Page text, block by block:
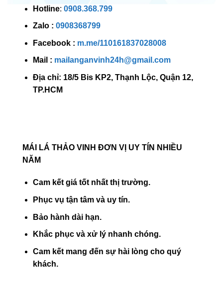
Hotline: 0908.368.799
Zalo: 0908368799
Facebook : m.me/110161837028008
Mail : mailanganvinh24h@gmail.com
Địa chỉ: 18/5 Bis KP2, Thạnh Lộc, Quận 12,
TP.HCM
MÁI LÁ THẢO VINH ĐƠN VỊ UY TÍN NHIỀU
NĂM
Cam kết giá tốt nhất thị trường.
Phục vụ tận tâm và uy tín.
Bảo hành dài hạn.
Khắc phục và xử lý nhanh chóng.
Cam kết mang đến sự hài lòng cho quý
khách.